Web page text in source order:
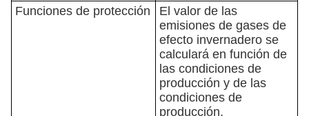
Funciones de protección
El valor de las
emisiones de gases de
efecto invernadero se
calculará en función de
las condiciones de
producción y de las
condiciones de
producción.